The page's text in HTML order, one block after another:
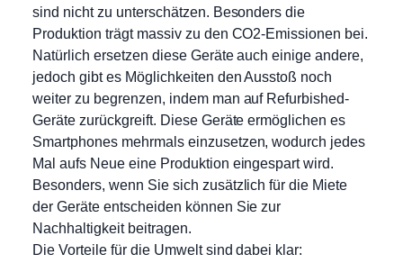
sind nicht zu unterschätzen. Besonders die
Produktion trägt massiv zu den CO2-Emissionen bei.
Natürlich ersetzen diese Geräte auch einige andere,
jedoch gibt es Möglichkeiten den Ausstoß noch
weiter zu begrenzen, indem man auf Refurbished-
Geräte zurückgreift. Diese Geräte ermöglichen es
Smartphones mehrmals einzusetzen, wodurch jedes
Mal aufs Neue eine Produktion eingespart wird.
Besonders, wenn Sie sich zusätzlich für die Miete
der Geräte entscheiden können Sie zur
Nachhaltigkeit beitragen.
Die Vorteile für die Umwelt sind dabei klar: